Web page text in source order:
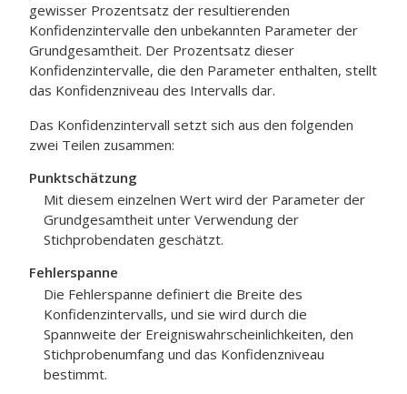
gewisser Prozentsatz der resultierenden
Konfidenzintervalle den unbekannten Parameter der
Grundgesamtheit. Der Prozentsatz dieser
Konfidenzintervalle, die den Parameter enthalten, stellt
das Konfidenzniveau des Intervalls dar.
Das Konfidenzintervall setzt sich aus den folgenden
zwei Teilen zusammen:
Punktschätzung
Mit diesem einzelnen Wert wird der Parameter der
Grundgesamtheit unter Verwendung der
Stichprobendaten geschätzt.
Fehlerspanne
Die Fehlerspanne definiert die Breite des
Konfidenzintervalls, und sie wird durch die
Spannweite der Ereigniswahrscheinlichkeiten, den
Stichprobenumfang und das Konfidenzniveau
bestimmt.